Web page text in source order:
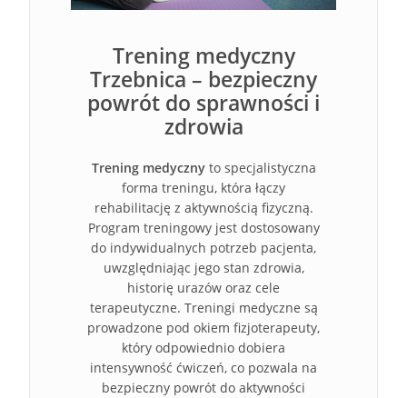
Trening medyczny
Trzebnica – bezpieczny
powrót do sprawności i
zdrowia
Trening medycznyto specjalistyczna
forma treningu, która łączy
rehabilitację z aktywnością fizyczną.
Program treningowy jest dostosowany
do indywidualnych potrzeb pacjenta,
uwzględniając jego stan zdrowia,
historię urazów oraz cele
terapeutyczne. Treningi medyczne są
prowadzone pod okiem fizjoterapeuty,
który odpowiednio dobiera
intensywność ćwiczeń, co pozwala na
bezpieczny powrót do aktywności